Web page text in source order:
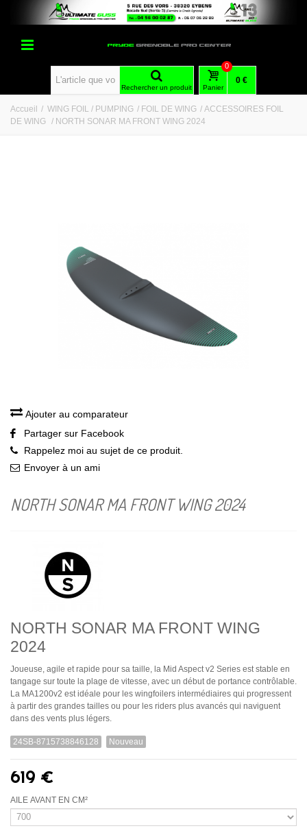
Rechercher un produit Panier
0
0 €
Accueil / WING FOIL / PUMPING / FOIL DE WING / ACCESSOIRES FOIL
DE WING / NORTH SONAR MA FRONT WING 2024
Ajouter au comparateur
Partager sur Facebook
Rappelez moi au sujet de ce produit.
Envoyer à un ami
NORTH SONAR MA FRONT WING 2024
NORTH SONAR MA FRONT WING
2024
Joueuse, agile et rapide pour sa taille, la Mid Aspect v2 Series est stable en
tangage sur toute la plage de vitesse, avec un début de portance contrôlable.
La MA1200v2 est idéale pour les wingfoilers intermédiaires qui progressent
à partir des grandes tailles ou pour les riders plus avancés qui naviguent
dans des vents plus légers.
24SB-8715738846128 Nouveau
619 €
AILE AVANT EN CM²